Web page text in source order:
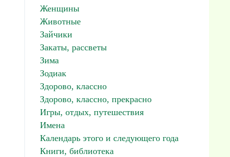
Женщины
Животные
Зайчики
Закаты, рассветы
Зима
Зодиак
Здорово, классно
Здорово, классно, прекрасно
Игры, отдых, путешествия
Имена
Календарь этого и следующего года
Книги, библиотека